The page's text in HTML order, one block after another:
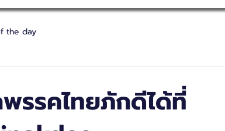
the day
รรคไทยภักดีได้ที่